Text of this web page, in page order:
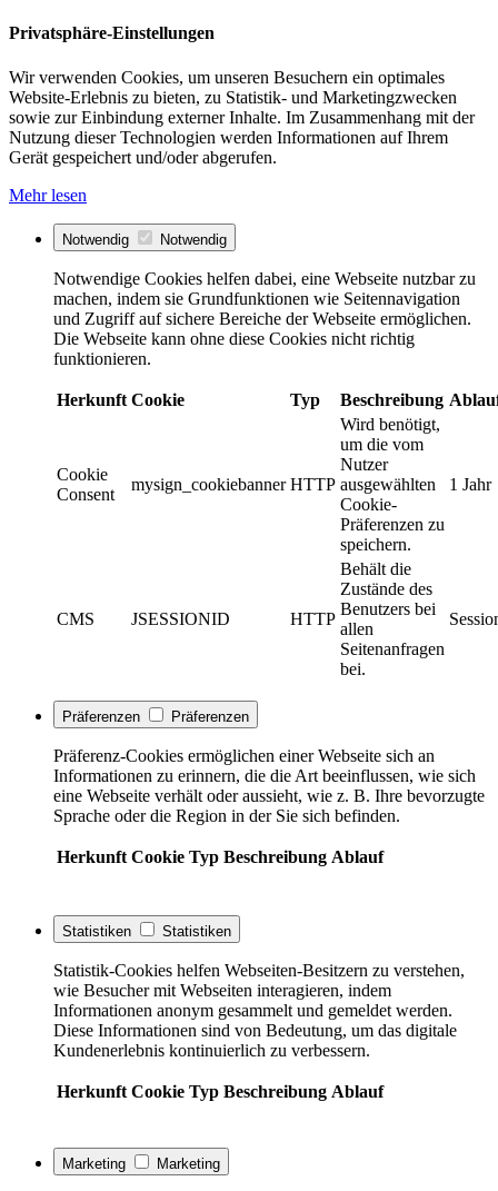
Privatsphäre-Einstellungen
Wir verwenden Cookies, um unseren Besuchern ein optimales
Website-Erlebnis zu bieten, zu Statistik- und Marketingzwecken
sowie zur Einbindung externer Inhalte. Im Zusammenhang mit der
Nutzung dieser Technologien werden Informationen auf Ihrem
Gerät gespeichert und/oder abgerufen.
Mehr lesen
Notwendig Notwendig
Notwendige Cookies helfen dabei, eine Webseite nutzbar zu
machen, indem sie Grundfunktionen wie Seitennavigation
und Zugriff auf sichere Bereiche der Webseite ermöglichen.
Die Webseite kann ohne diese Cookies nicht richtig
funktionieren.
Herkunft Cookie Typ Beschreibung
Cookie
Consent
mysign_cookiebanner HTTP
Wird benötigt,
um die vom
Nutzer
ausgewählten
Cookie-
Präferenzen zu
speichern.
1 Jahr
CMS JSESSIONID HTTP
Behält die
Zustände des
Benutzers bei
allen
Seitenanfragen
bei.
Präferenzen Präferenzen
Präferenz-Cookies ermöglichen einer Webseite sich an
Informationen zu erinnern, die die Art beeinflussen, wie sich
eine Webseite verhält oder aussieht, wie z. B. Ihre bevorzugte
Sprache oder die Region in der Sie sich befinden.
Herkunft Cookie Typ Beschreibung Ablauf
Statistiken Statistiken
Statistik-Cookies helfen Webseiten-Besitzern zu verstehen,
wie Besucher mit Webseiten interagieren, indem
Informationen anonym gesammelt und gemeldet werden.
Diese Informationen sind von Bedeutung, um das digitale
Kundenerlebnis kontinuierlich zu verbessern.
Herkunft Cookie Typ Beschreibung Ablauf
Marketing Marketing